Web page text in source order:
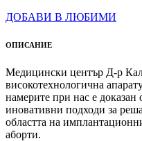
ДОБАВИ В ЛЮБИМИ
ОПИСАНИЕ
Медицински център Д-р
високотехнологична
намерите при нас е
иновативни подходи за
областта на
аборти.